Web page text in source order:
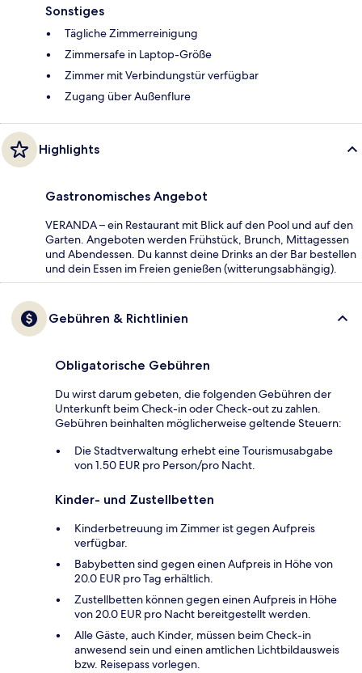
Sonstiges
Tägliche Zimmerreinigung
Zimmersafe in Laptop-Größe
Zimmer mit Verbindungstür verfügbar
Zugang über Außenflure
Highlights
Gastronomisches Angebot
VERANDA – ein Restaurant mit Blick auf den Pool und auf den
Garten. Angeboten werden Frühstück, Brunch, Mittagessen
und Abendessen. Du kannst deine Drinks an der Bar bestellen
und dein Essen im Freien genießen (witterungsabhängig).
Gebühren & Richtlinien
Obligatorische Gebühren
Du wirst darum gebeten, die folgenden Gebühren der
Unterkunft beim Check-in oder Check-out zu zahlen.
Gebühren beinhalten möglicherweise geltende Steuern:
Die Stadtverwaltung erhebt eine Tourismusabgabe
von 1.50 EUR pro Person/pro Nacht.
Kinder- und Zustellbetten
Kinderbetreuung im Zimmer ist gegen Aufpreis
verfügbar.
Babybetten sind gegen einen Aufpreis in Höhe von
20.0 EUR pro Tag erhältlich.
Zustellbetten können gegen einen Aufpreis in Höhe
von 20.0 EUR pro Nacht bereitgestellt werden.
Alle Gäste, auch Kinder, müssen beim Check-in
anwesend sein und einen amtlichen Lichtbildausweis
bzw. Reisepass vorlegen.